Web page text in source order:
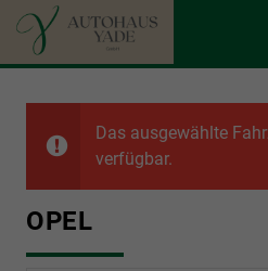
Das ausgewählte
verfügbar.
OPEL